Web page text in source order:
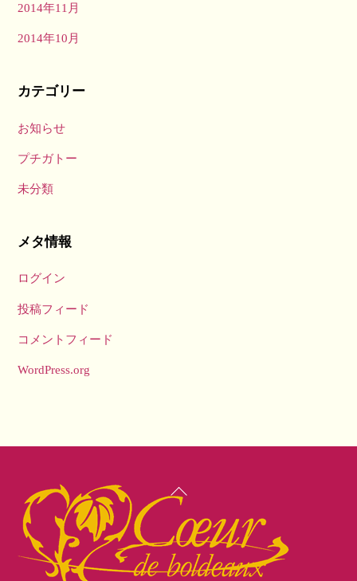
2014年11月
2014年10月
カテゴリー
お知らせ
プチガトー
未分類
メタ情報
ログイン
投稿フィード
コメントフィード
WordPress.org
Back
To
Top